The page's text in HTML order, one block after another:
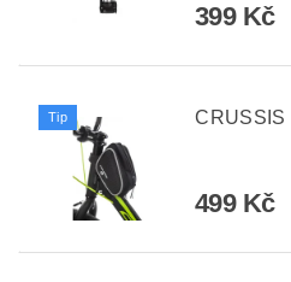
399 Kč
Tip CRUSSIS
499 Kč